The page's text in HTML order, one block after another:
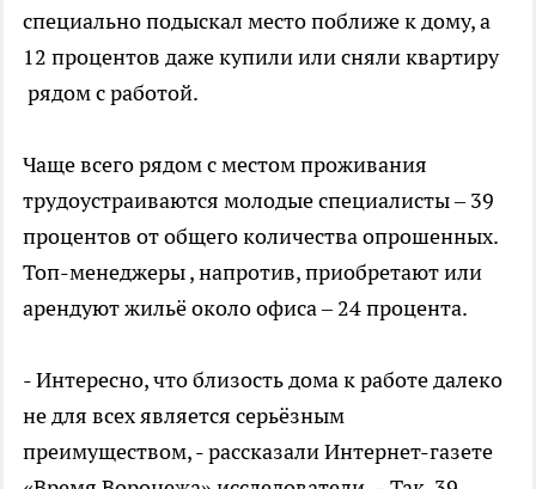
специально подыскал место поближе к дому, а
12 процентов даже купили или сняли квартиру
рядом с работой.
Чаще всего рядом с местом проживания
трудоустраиваются молодые специалисты – 39
процентов от общего количества опрошенных.
Топ-менеджеры , напротив, приобретают или
арендуют жильё около офиса – 24 процента.
- Интересно, что близость дома к работе далеко
не для всех является серьёзным
преимуществом, - рассказали Интернет-газете